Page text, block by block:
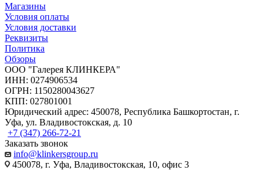
Магазины
Условия оплаты
Условия доставки
Реквизиты
Политика
Обзоры
ООО "Галерея КЛИНКЕРА"
ИНН: 0274906534
ОГРН: 1150280043627
КПП: 027801001
Юридический адрес: 450078, Республика Башкортостан, г.
Уфа, ул. Владивостокская, д. 10
+7 (347) 266-72-21
Заказать звонок
info@klinkersgroup.ru
450078, г. Уфа, Владивостокская, 10, офис 3